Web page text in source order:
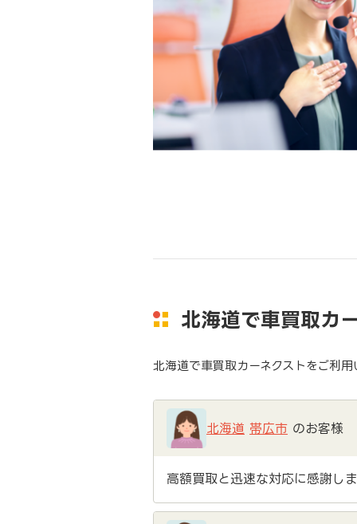
北海道で車買取カ
北海道で車買取カーネクストをご利
北海道 帯広市 のお客様
高額買取と迅速な対応に感謝し